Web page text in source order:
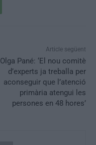
Article següent
Olga Pané: ‘El nou comitè
d’experts ja treballa per
aconseguir que l’atenció
primària atengui les
persones en 48 hores’